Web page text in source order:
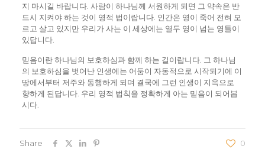
지 마시길 바랍니다. 사람이 하나님께 서원하게 되면 그 약속은 반
드시 지켜야 하는 것이 영적 법이랍니다. 인간은 영이 죽어 전혀 모
르고 살고 있지만 우리가 사는 이 세상에는 열두 영이 넘는 영들이
있답니다.
믿음이란 하나님의 보호하심과 함께 하는 길이랍니다. 그 하나님
의 보호하심을 벗어난 인생에는 어둠이 자동적으로 시작되기에 이
땅에서부터 저주와 동행하게 되며 결국에 그런 인생이 지옥으로
향하게 된답니다. 우리 영적 법칙을 정확하게 아는 믿음이 되어봅
시다.
Share 0